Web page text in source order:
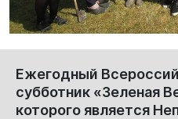
Ежегодный
субботник «Зеленая
которого является